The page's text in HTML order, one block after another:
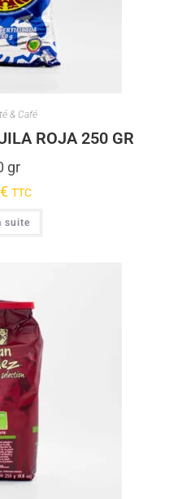
& Café
ROJA 250 GR
gr
€ TTC
suite